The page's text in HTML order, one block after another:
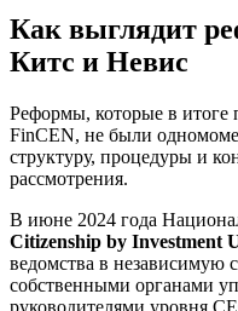
Как выглядит
Китс и Невис
Реформы, которые в итоге
FinCEN, не были
структуру, процедуры и
рассмотрения.
В июне 2024 года
Citizenship by Investment
ведомства в независимую
собственными органами
руководителями уровня